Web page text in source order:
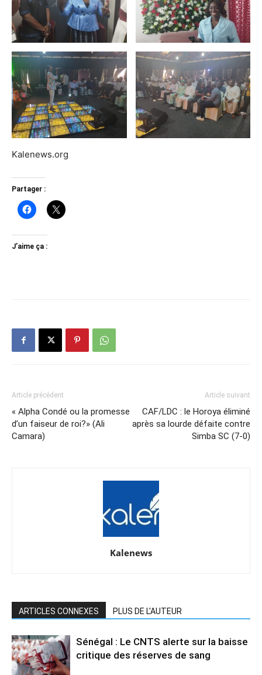
Kalenews.org
Partager :
J’aime ça :
Article précédent
« Alpha Condé ou la promesse
d’un faiseur de roi?» (Ali
Camara)
Article suivant
CAF/LDC : le Horoya éliminé
après sa lourde défaite contre
Simba SC (7-0)
Kalenews
ARTICLES CONNEXES PLUS DE L'AUTEUR
Sénégal : Le CNTS alerte sur la baisse
critique des réserves de sang